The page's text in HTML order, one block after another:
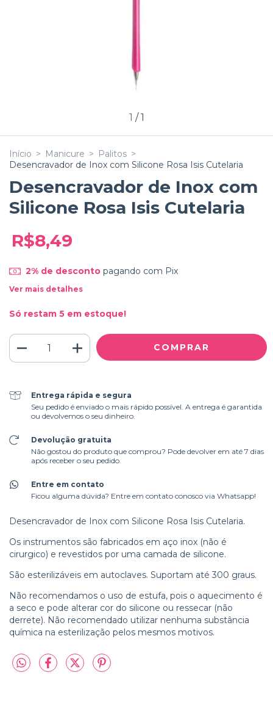
1 /1
Início > Manicure > Palitos >
Desencravador de Inox com Silicone Rosa Isis Cutelaria
Desencravador de Inox com
Silicone Rosa Isis Cutelaria
R$8,49
2% de descontopagando com Pix
Ver mais detalhes
Só restam 5 em estoque!
Entrega rápida e segura
Seu pedido é enviado o mais rápido possível. A entrega é garantida
ou devolvemos o seu dinheiro.
Devolução gratuita
Não gostou do produto que comprou? Pode devolver em até 7 dias
após receber o seu pedido.
Entre em contato
Ficou alguma dúvida? Entre em contato conosco via Whatsapp!
Desencravador de Inox com Silicone Rosa Isis Cutelaria.
Os instrumentos são fabricados em aço inox (não é
cirurgico) e revestidos por uma camada de silicone.
São esterilizáveis em autoclaves. Suportam até 300 graus.
Não recomendamos o uso de estufa, pois o aquecimento é
a seco e pode alterar cor do silicone ou ressecar (não
derrete). Não recomendado utilizar nenhuma substância
química na esterilização pelos mesmos motivos.